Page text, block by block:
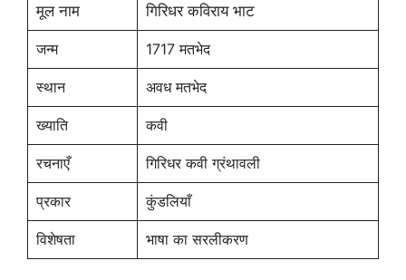
मूल नाम गिरिधर कविराय भाट
जन्म 1717 मतभेद
स्थान अवध मतभेद
ख्याति कवी
रचनाएँ गिरिधर कवी ग्रंथावली
प्रकार कुंडलियाँ
विशेषता भाषा का सरलीकरण